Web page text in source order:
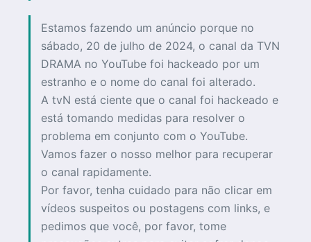
Estamos fazendo um anúncio porque no
sábado, 20 de julho de 2024, o canal da TVN
DRAMA no YouTube foi hackeado por um
estranho e o nome do canal foi alterado.
A tvN está ciente que o canal foi hackeado e
está tomando medidas para resolver o
problema em conjunto com o YouTube.
Vamos fazer o nosso melhor para recuperar
o canal rapidamente.
Por favor, tenha cuidado para não clicar em
vídeos suspeitos ou postagens com links, e
pedimos que você, por favor, tome